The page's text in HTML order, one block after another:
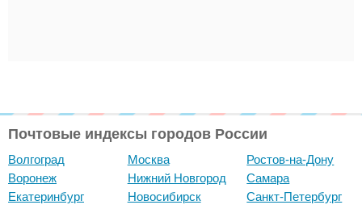
Почтовые индексы городов России
Волгоград
Воронеж
Екатеринбург
Москва
Нижний Новгород
Новосибирск
Ростов-на-Дону
Самара
Санкт-Петербург